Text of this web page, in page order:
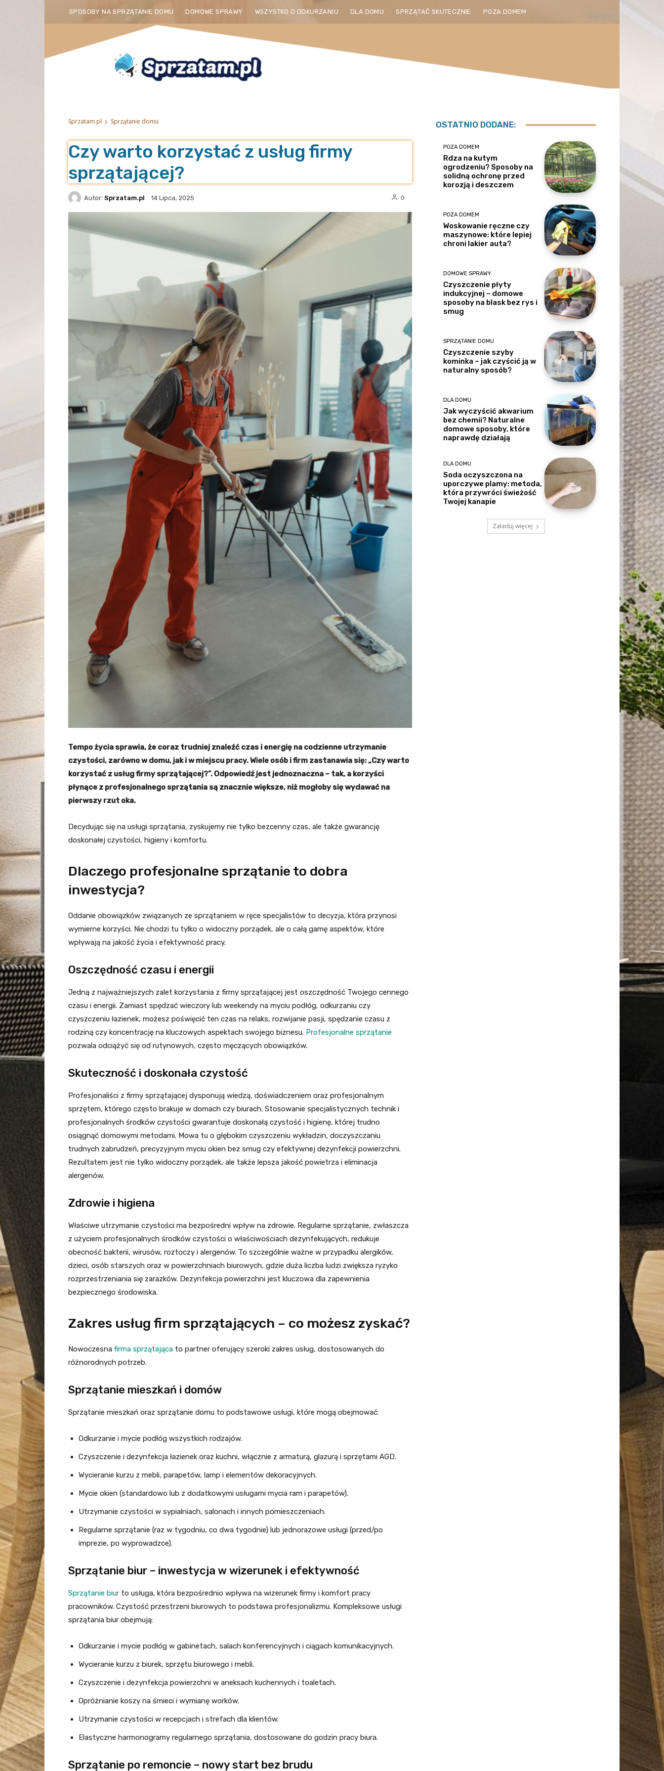
SPOSOBY NA SPRZĄTANIE DOMU DOMOWE SPRAWY WSZYSTKO O ODKURZANIU DLA DOMU SPRZĄTAĆ SKUTECZNIE POZA DOMEM
Sprzatam.pl Sprzątanie domu
Czy warto korzystać z usług firmy
sprzątającej?
Autor: Sprzatam.pl 14 Lipca, 2025 0
Tempo życia sprawia, że coraz trudniej znaleźć czas i energię na codzienne utrzymanie
czystości, zarówno w domu, jak i w miejscu pracy. Wiele osób i firm zastanawia się: „Czy warto
korzystać z usług firmy sprzątającej?”. Odpowiedź jest jednoznaczna – tak, a korzyści
płynące z profesjonalnego sprzątania są znacznie większe, niż mogłoby się wydawać na
pierwszy rzut oka.
Decydując się na usługi sprzątania, zyskujemy nie tylko bezcenny czas, ale także gwarancję
doskonałej czystości, higieny i komfortu.
Dlaczego profesjonalne sprzątanie to dobra
inwestycja?
Oddanie obowiązków związanych ze sprzątaniem w ręce specjalistów to decyzja, która przynosi
wymierne korzyści. Nie chodzi tu tylko o widoczny porządek, ale o całą gamę aspektów, które
wpływają na jakość życia i efektywność pracy.
Oszczędność czasu i energii
Jedną z najważniejszych zalet korzystania z firmy sprzątającej jest oszczędność Twojego cennego
czasu i energii. Zamiast spędzać wieczory lub weekendy na myciu podłóg, odkurzaniu czy
czyszczeniu łazienek, możesz poświęcić ten czas na relaks, rozwijanie pasji, spędzanie czasu z
rodziną czy koncentrację na kluczowych aspektach swojego biznesu. Profesjonalne sprzątanie
pozwala odciążyć się od rutynowych, często męczących obowiązków.
Skuteczność i doskonała czystość
Profesjonaliści z firmy sprzątającej dysponują wiedzą, doświadczeniem oraz profesjonalnym
sprzętem, którego często brakuje w domach czy biurach. Stosowanie specjalistycznych technik i
profesjonalnych środków czystości gwarantuje doskonałą czystość i higienę, której trudno
osiągnąć domowymi metodami. Mowa tu o głębokim czyszczeniu wykładzin, doczyszczaniu
trudnych zabrudzeń, precyzyjnym myciu okien bez smug czy efektywnej dezynfekcji powierzchni.
Rezultatem jest nie tylko widoczny porządek, ale także lepsza jakość powietrza i eliminacja
alergenów.
Zdrowie i higiena
Właściwe utrzymanie czystości ma bezpośredni wpływ na zdrowie. Regularne sprzątanie, zwłaszcza
z użyciem profesjonalnych środków czystości o właściwościach dezynfekujących, redukuje
obecność bakterii, wirusów, roztoczy i alergenów. To szczególnie ważne w przypadku alergików,
dzieci, osób starszych oraz w powierzchniach biurowych, gdzie duża liczba ludzi zwiększa ryzyko
rozprzestrzeniania się zarazków. Dezynfekcja powierzchni jest kluczowa dla zapewnienia
bezpiecznego środowiska.
Zakres usług firm sprzątających – co możesz zyskać?
Nowoczesna firma sprzątająca to partner oferujący szeroki zakres usług, dostosowanych do
różnorodnych potrzeb.
Sprzątanie mieszkań i domów
Sprzątanie mieszkań oraz sprzątanie domu to podstawowe usługi, które mogą obejmować:
Odkurzanie i mycie podłóg wszystkich rodzajów.
Czyszczenie i dezynfekcja łazienek oraz kuchni, włącznie z armaturą, glazurą i sprzętami AGD.
Wycieranie kurzu z mebli, parapetów, lamp i elementów dekoracyjnych.
Mycie okien (standardowo lub z dodatkowymi usługami mycia ram i parapetów).
Utrzymanie czystości w sypialniach, salonach i innych pomieszczeniach.
Regularne sprzątanie (raz w tygodniu, co dwa tygodnie) lub jednorazowe usługi (przed/po
imprezie, po wyprowadzce).
Sprzątanie biur – inwestycja w wizerunek i efektywność
Sprzątanie biur to usługa, która bezpośrednio wpływa na wizerunek firmy i komfort pracy
pracowników. Czystość przestrzeni biurowych to podstawa profesjonalizmu. Kompleksowe usługi
sprzątania biur obejmują:
Odkurzanie i mycie podłóg w gabinetach, salach konferencyjnych i ciągach komunikacyjnych.
Wycieranie kurzu z biurek, sprzętu biurowego i mebli.
Czyszczenie i dezynfekcja powierzchni w aneksach kuchennych i toaletach.
Opróżnianie koszy na śmieci i wymianę worków.
Utrzymanie czystości w recepcjach i strefach dla klientów.
Elastyczne harmonogramy regularnego sprzątania, dostosowane do godzin pracy biura.
Sprzątanie po remoncie – nowy start bez brudu
OSTATNIO DODANE:
POZA DOMEM
Rdza na kutym
ogrodzeniu? Sposoby na
solidną ochronę przed
korozją i deszczem
POZA DOMEM
Woskowanie ręczne czy
maszynowe: które lepiej
chroni lakier auta?
DOMOWE SPRAWY
Czyszczenie płyty
indukcyjnej – domowe
sposoby na blask bez rys i
smug
SPRZĄTANIE DOMU
Czyszczenie szyby
kominka – jak czyścić ją w
naturalny sposób?
DLA DOMU
Jak wyczyścić akwarium
bez chemii? Naturalne
domowe sposoby, które
naprawdę działają
DLA DOMU
Soda oczyszczona na
uporczywe plamy: metoda,
która przywróci świeżość
Twojej kanapie
Załaduj więcej